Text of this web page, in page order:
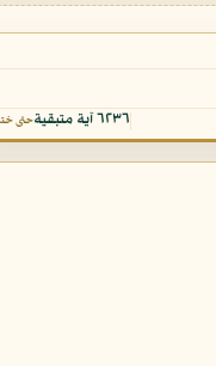
٦٢٣٦ آية متبقية حتى